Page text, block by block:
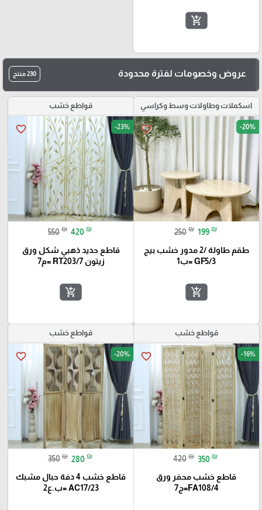
add_shopping_cart
عروض وخصومات لفترة محدودة 230 منتج
اسكملات وطاولات وسط وكراسي
favorite_border -20%
250 ₪ 199 ₪
طقم طاولة /2 مدور خشب بيج
GF5/3 =ب1
add_shopping_cart
قواطع خشب
favorite_border -23%
550 ₪ 420 ₪
قاطع حديد ذهبي شكل ورق
زيتون RT203/7 =م7
add_shopping_cart
قواطع خشب
favorite_border -16%
420 ₪ 350 ₪
قاطع خشب محفر ورق
FA108/4=ج7
قواطع خشب
favorite_border -20%
350 ₪ 280 ₪
قاطع خشب 4 دفة حبال مشبك
AC17/23 =ب.ع2